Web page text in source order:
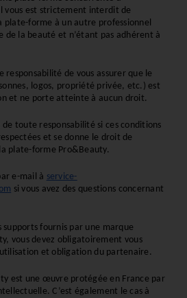
vous est strictement interdit de
forme à un autre professionnel
de la beauté et n’étant pas adhérent à
responsabilité de vous assurer que le
logos, propriété privée, etc.) est
et ne porte atteinte à aucun droit.
toute responsabilité si ces conditions
et se donne le droit de
plate-forme Pro&Beauty.
e-mail à service-
si vous avez des questions concernant
fournis par une marque
vous devez obligatoirement vous
et obligation du partenaire.
est une œuvre protégée en France par
C’est également le cas à